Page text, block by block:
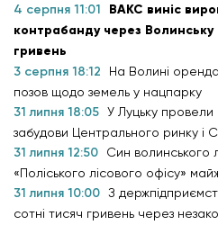
4 серпня 11:01
ВАКС виніс
контрабанду через
гривень
3 серпня 18:12
На Волині
позов щодо земель у нацпарку
31 липня 18:05 У Луцьку провели
забудови Центрального ринку і
31 липня 12:50
Син волинського
«Поліського лісового офісу»
31 липня 10:00 З
сотні тисяч гривень через